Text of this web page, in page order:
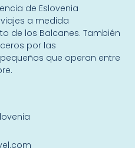
de Eslovenia
a medida
de los Balcanes. También
por las
que operan entre